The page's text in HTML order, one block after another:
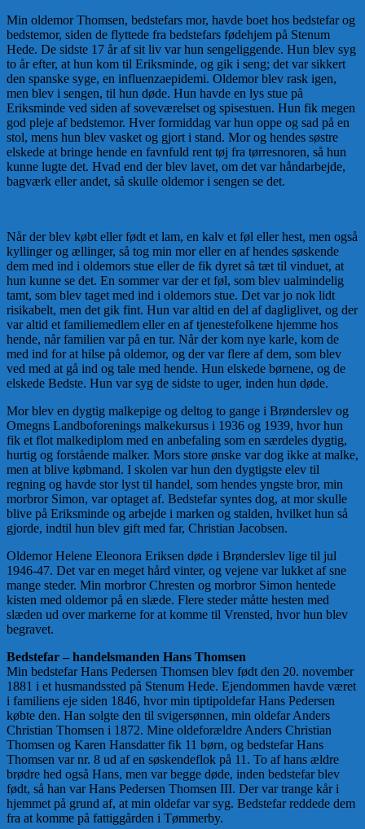
Min oldemor Thomsen, bedstefars mor, havde boet hos bedstefar og
bedstemor, siden de flyttede fra bedstefars fødehjem på Stenum
Hede. De sidste 17 år af sit liv var hun sengeliggende. Hun blev syg
to år efter, at hun kom til Eriksminde, og gik i seng; det var sikkert
den spanske syge, en influenzaepidemi. Oldemor blev rask igen,
men blev i sengen, til hun døde. Hun havde en lys stue på
Eriksminde ved siden af soveværelset og spisestuen. Hun fik megen
god pleje af bedstemor. Hver formiddag var hun oppe og sad på en
stol, mens hun blev vasket og gjort i stand. Mor og hendes søstre
elskede at bringe hende en favnfuld rent tøj fra tørresnoren, så hun
kunne lugte det. Hvad end der blev lavet, om det var håndarbejde,
bagværk eller andet, så skulle oldemor i sengen se det.
Når der blev købt eller født et lam, en kalv et føl eller hest, men også
kyllinger og ællinger, så tog min mor eller en af hendes søskende
dem med ind i oldemors stue eller de fik dyret så tæt til vinduet, at
hun kunne se det. En sommer var der et føl, som blev ualmindelig
tamt, som blev taget med ind i oldemors stue. Det var jo nok lidt
risikabelt, men det gik fint. Hun var altid en del af dagliglivet, og der
var altid et familiemedlem eller en af tjenestefolkene hjemme hos
hende, når familien var på en tur. Når der kom nye karle, kom de
med ind for at hilse på oldemor, og der var flere af dem, som blev
ved med at gå ind og tale med hende. Hun elskede børnene, og de
elskede Bedste. Hun var syg de sidste to uger, inden hun døde.
Mor blev en dygtig malkepige og deltog to gange i Brønderslev og
Omegns Landboforenings malkekursus i 1936 og 1939, hvor hun
fik et flot malkediplom med en anbefaling som en særdeles dygtig,
hurtig og forstående malker. Mors store ønske var dog ikke at malke,
men at blive købmand. I skolen var hun den dygtigste elev til
regning og havde stor lyst til handel, som hendes yngste bror, min
morbror Simon, var optaget af. Bedstefar syntes dog, at mor skulle
blive på Eriksminde og arbejde i marken og stalden, hvilket hun så
gjorde, indtil hun blev gift med far, Christian Jacobsen.
Oldemor Helene Eleonora Eriksen døde i Brønderslev lige til jul
1946-47. Det var en meget hård vinter, og vejene var lukket af sne
mange steder. Min morbror Chresten og morbror Simon hentede
kisten med oldemor på en slæde. Flere steder måtte hesten med
slæden ud over markerne for at komme til Vrensted, hvor hun blev
begravet.
Bedstefar – handelsmanden Hans Thomsen
Min bedstefar Hans Pedersen Thomsen blev født den 20. november
1881 i et husmandssted på Stenum Hede. Ejendommen havde været
i familiens eje siden 1846, hvor min tiptipoldefar Hans Pedersen
købte den. Han solgte den til svigersønnen, min oldefar Anders
Christian Thomsen i 1872. Mine oldeforældre Anders Christian
Thomsen og Karen Hansdatter fik 11 børn, og bedstefar Hans
Thomsen var nr. 8 ud af en søskendeflok på 11. To af hans ældre
brødre hed også Hans, men var begge døde, inden bedstefar blev
født, så han var Hans Pedersen Thomsen III. Der var trange kår i
hjemmet på grund af, at min oldefar var syg. Bedstefar reddede dem
fra at komme på fattiggården i Tømmerby.